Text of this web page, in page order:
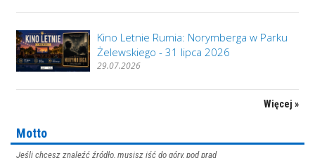
Kino Letnie Rumia: Norymberga w Parku
Żelewskiego - 31 lipca 2026
29.07.2026
Więcej »
Motto
Jeśli chcesz znaleźć źródło, musisz iść do góry, pod prąd